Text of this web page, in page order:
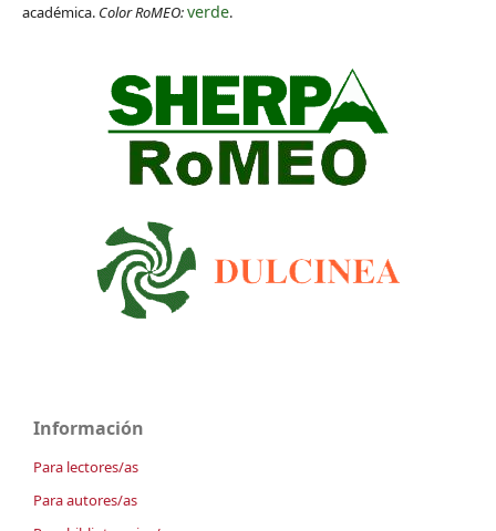
académica. Color RoMEO:verde.
Información
Para lectores/as
Para autores/as